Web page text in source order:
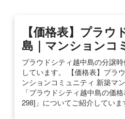
【価格表】プラウ
島｜マンションコ
プラウドシティ越中島の分譲
しています。 【価格表】プラ
ンションコミュニティ 新築マ
「プラウドシティ越中島の価
298]」についてご紹介していま